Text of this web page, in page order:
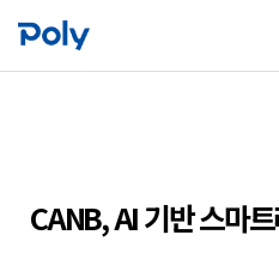
CANB, AI 기반 스마트